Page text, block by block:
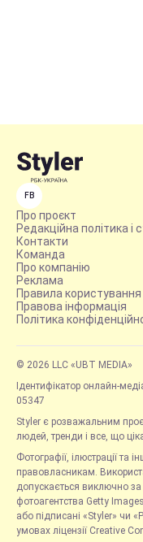
FB
Про проєкт
Редакційна політика і
Контакти
Команда
Про компанію
Реклама
Правила користування
Правова інформація
Політика
© 2026 LLC «UBT MEDIA»
Ідентифікатор онлайн-
05347
Styler є розважальним
людей, тренди і все, що
Фотографії, ілюстрації та
правовласникам.
допускається виключно
фотоагентства Getty
або підписані «Styler» чи
умовах ліцензії Creative